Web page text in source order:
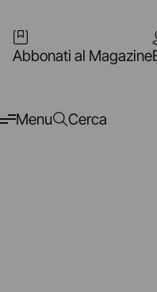
Abbonati al Magazine
Menu Cerca